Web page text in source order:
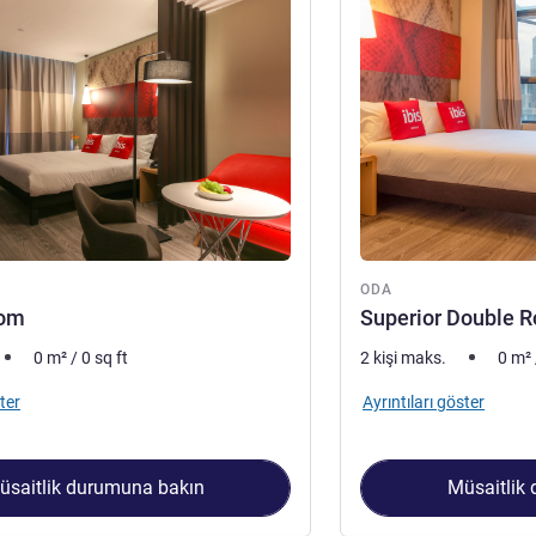
0 m² /0 sq ft
durumuna bakın
ODA
Superior Double
2 kişi maks. 0 m²
Ayrıntıları göster
Müsaitlik